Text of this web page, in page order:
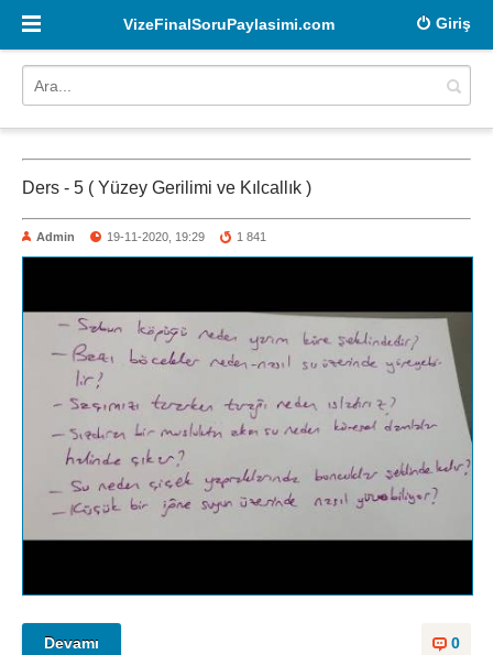
Giriş
VizeFinalSoruPaylasimi.com
Ders - 5 ( Yüzey Gerilimi ve Kılcallık )
Admin 19-11-2020, 19:29 1 841
0
Devamı